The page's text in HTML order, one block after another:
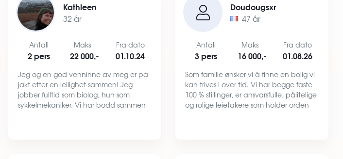
Kathleen
32 år
Antall
2 pers
Maks
22 000,-
Fra dato
01.10.24
Jeg og en god venninne av meg er på
jakt etter en leilighet sammen! Jeg
jobber fulltid som biolog, hun som
sykkelmekaniker. Vi har bodd sammen
Doudougsxr
47 år
Antall
3 pers
Maks
16 000,-
Fra dato
01.08.26
Som familie ønsker vi å finne en bolig vi
kan trives i over tid. Vi har begge faste
100 % stillinger, er ansvarsfulle, pålitelige
og rolige leietakere som holder orden